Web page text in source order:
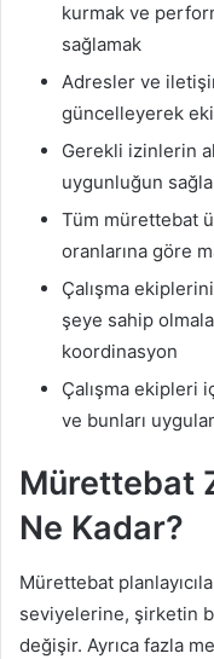
kurmak ve
sağlamak
Adresler ve
güncelleyerek
Gerekli izinlerin
uygunluğun
Tüm mürettebat
oranlarına göre
Çalışma
şeye sahip
koordinasyon
Çalışma ekipleri
ve bunları
Mürettebat
Ne Kadar?
Mürettebat
seviyelerine, şirketin
değişir. Ayrıca fazla